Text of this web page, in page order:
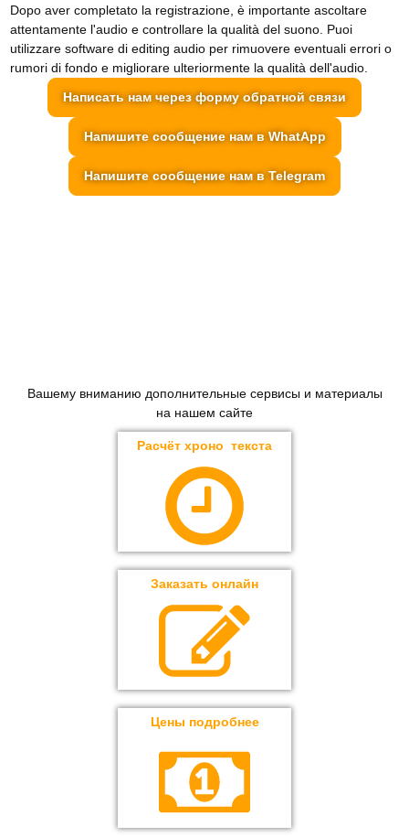
Dopo aver completato la registrazione, è importante ascoltare
attentamente l'audio e controllare la qualità del suono. Puoi
utilizzare software di editing audio per rimuovere eventuali errori o
rumori di fondo e migliorare ulteriormente la qualità dell'audio.
Написать нам через форму обратной связи
Напишите сообщение нам в WhatApp
Напишите сообщение нам в Telegram
Вашему вниманию дополнительные сервисы и материалы
на нашем сайте
Расчёт хроно текста
Заказать онлайн
Цены подробнее